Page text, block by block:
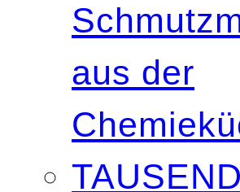
aus der